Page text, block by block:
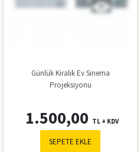
Günlük Kiralık Ev Sinema
Projeksiyonu
1.500,00 TL + KDV
SEPETE EKLE